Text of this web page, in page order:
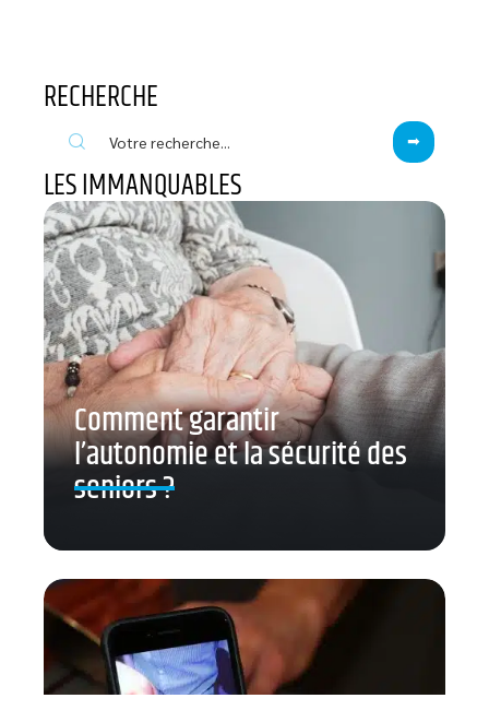
RECHERCHE
LES IMMANQUABLES
Comment garantir
l’autonomie et la sécurité des
seniors ?